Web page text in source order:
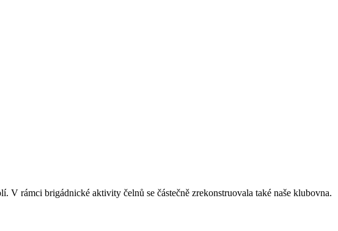
rámci brigádnické aktivity čelnů se částečně zrekonstruovala také naše klubovna.